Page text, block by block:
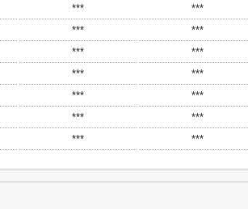
*** ***
*** ***
*** ***
*** ***
*** ***
*** ***
*** ***